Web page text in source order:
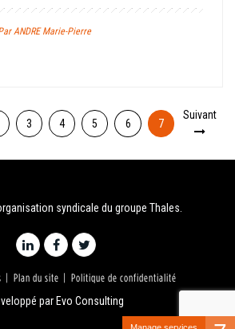
ANDRE Marie-Pierre
3 4 5 6 7
Suivant
syndicale du groupe Thales.
Plan du site Politique de confidentialité
par Evo Consulting